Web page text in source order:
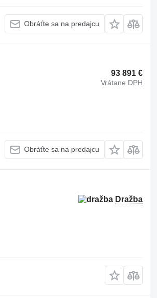
Obráťte sa na predajcu
93 891 €
Vrátane DPH
Obráťte sa na predajcu
Dražba